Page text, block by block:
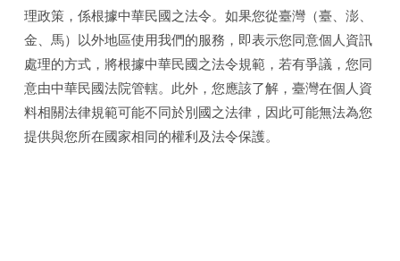
理政策，係根據中華民國之法令。如果您從臺灣（臺、澎、
金、馬）以外地區使用我們的服務，即表示您同意個人資訊
處理的方式，將根據中華民國之法令規範，若有爭議，您同
意由中華民國法院管轄。此外，您應該了解，臺灣在個人資
料相關法律規範可能不同於別國之法律，因此可能無法為您
提供與您所在國家相同的權利及法令保護。